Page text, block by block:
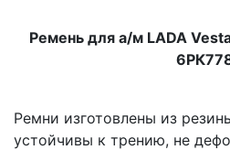
Ремень для а/м LADA
Ремни изготовлены из
устойчивы к трению, не